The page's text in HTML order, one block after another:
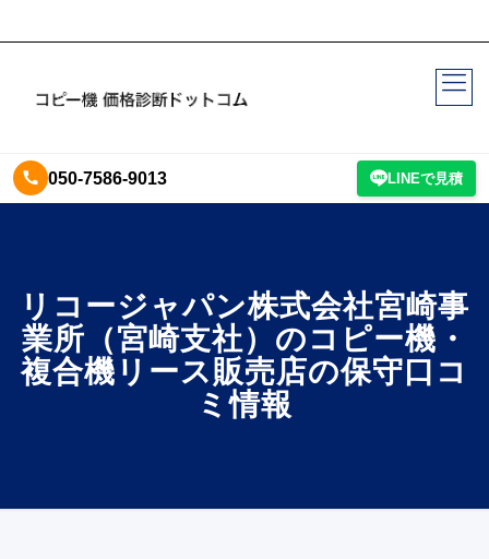
050-7586-9013 LINEで見積
リコージャパン株式会社宮崎事
業所（宮崎支社）のコピー機・
複合機リース販売店の保守口コ
ミ情報